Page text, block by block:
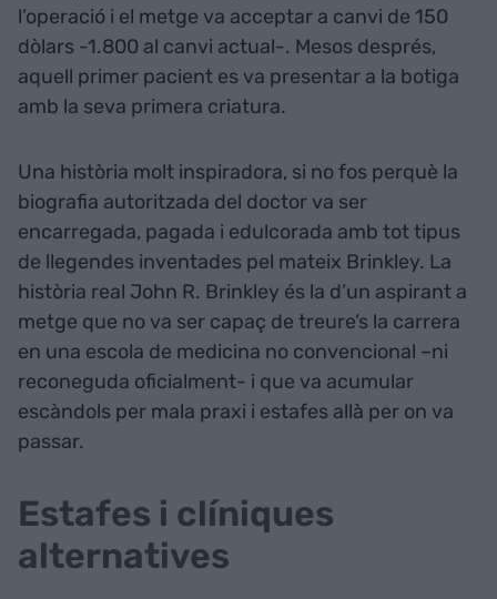
l’operació i el metge va acceptar a canvi de 150
dòlars -1.800 al canvi actual-. Mesos després,
aquell primer pacient es va presentar a la botiga
amb la seva primera criatura.
Una història molt inspiradora, si no fos perquè la
biografia autoritzada del doctor va ser
encarregada, pagada i edulcorada amb tot tipus
de llegendes inventades pel mateix Brinkley. La
història real John R. Brinkley és la d’un aspirant a
metge que no va ser capaç de treure’s la carrera
en una escola de medicina no convencional –ni
reconeguda oficialment- i que va acumular
escàndols per mala praxi i estafes allà per on va
passar.
Estafes i clíniques
alternatives